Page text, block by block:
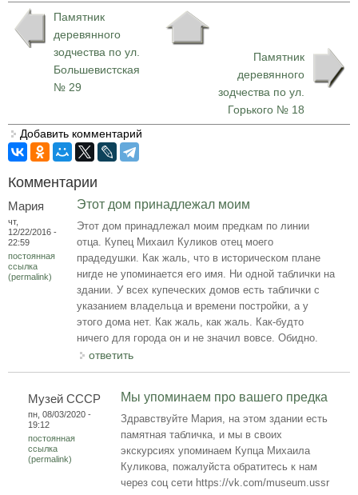
Памятник
деревянного
зодчества по ул.
Большевистская
№ 29
Памятник
деревянного
зодчества по ул.
Горького № 18
Добавить комментарий
Комментарии
Мария
чт,
12/22/2016 -
22:59
постоянная
ссылка
(permalink)
Этот дом принадлежал моим
Этот дом принадлежал моим предкам по линии
отца. Купец Михаил Куликов отец моего
прадедушки. Как жаль, что в историческом плане
нигде не упоминается его имя. Ни одной таблички на
здании. У всех купеческих домов есть таблички с
указанием владельца и времени постройки, а у
этого дома нет. Как жаль, как жаль. Как-будто
ничего для города он и не значил вовсе. Обидно.
ответить
Музей СССР
пн, 08/03/2020 -
19:12
постоянная
ссылка
(permalink)
Мы упоминаем про вашего предка
Здравствуйте Мария, на этом здании есть
памятная табличка, и мы в своих
экскурсиях упоминаем Купца Михаила
Куликова, пожалуйста обратитесь к нам
через соц сети https://vk.com/museum.ussr